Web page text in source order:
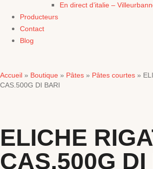
En direct d’italie –
Producteurs
Contact
Blog
Accueil » Boutique » Pâtes » Pâtes courtes »
CAS.500G DI BARI
ELICHE
CAS.500G